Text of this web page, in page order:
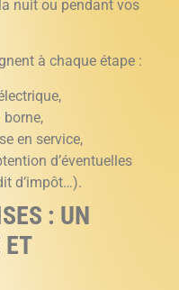
nuit ou pendant vos
à chaque étape :
borne,
en service,
d’éventuelles
d’impôt…).
: UN
ET